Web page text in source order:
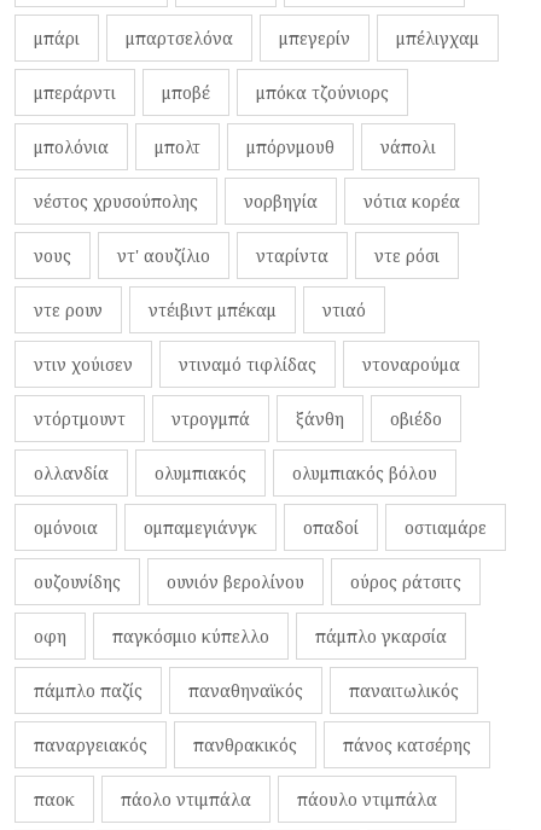
μπάρι μπαρτσελόνα μπεγερίν μπέλιγχαμ
μπεράρντι μποβέ μπόκα τζούνιορς
μπολόνια μπολτ μπόρνμουθ νάπολι
νέστος χρυσούπολης νορβηγία νότια κορέα
νους ντ' αουζίλιο νταρίντα ντε ρόσι
ντε ρουν ντέιβιντ μπέκαμ ντιαό
ντιν χούισεν ντιναμό τιφλίδας ντοναρούμα
ντόρτμουντ ντρογμπά ξάνθη οβιέδο
ολλανδία ολυμπιακός ολυμπιακός βόλου
ομόνοια ομπαμεγιάνγκ οπαδοί οστιαμάρε
ουζουνίδης ουνιόν βερολίνου ούρος ράτσιτς
οφη παγκόσμιο κύπελλο πάμπλο γκαρσία
πάμπλο παζίς παναθηναϊκός παναιτωλικός
παναργειακός πανθρακικός πάνος κατσέρης
παοκ πάολο ντιμπάλα πάουλο ντιμπάλα